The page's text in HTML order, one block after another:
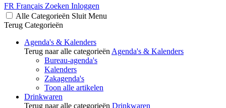
FR Français Zoeken Inloggen
Alle Categorieën Sluit Menu
Terug Categorieën
Agenda's & Kalenders
Terug naar alle categorieën Agenda's & Kalenders
Bureau-agenda's
Kalenders
Zakagenda's
Toon alle artikelen
Drinkwaren
Terug naar alle categorieën Drinkwaren